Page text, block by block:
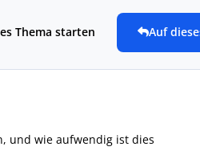
Thema starten Auf
und wie aufwendig ist dies